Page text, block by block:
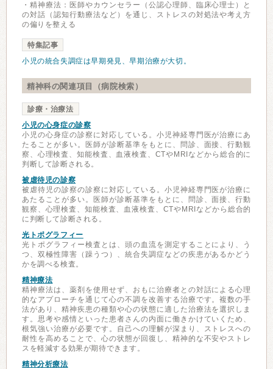
・精神療法：医師やカウンセラー（公認心理師、臨床心理士）と
の対話（認知行動療法など）を通じ、ストレスの対処法や考え方
の偏りを整える
特集記事
小児の統合失調症は早期発見、早期治療が大切。
精神科の関連項目（病院検索）
診療・治療法
小児の心身症の診察
小児の心身症の診察に対応している。小児神経専門医が治療にあ
たることが多い。医師が診断基準をもとに、問診、面接、行動観
察、心理検査、知能検査、血液検査、CTやMRIなどから総合的に
判断して診断される。
被虐待児の診察
被虐待児の診察の診察に対応している。小児神経専門医が治療に
あたることが多い。医師が診断基準をもとに、問診、面接、行動
観察、心理検査、知能検査、血液検査、CTやMRIなどから総合的
に判断して診断される。
光トポグラフィー
光トポグラフィー検査とは、頭の血流を測定することにより、う
つ、双極性障害（躁うつ）、統合失調症などの疾患があるかどう
かを調べる検査。
精神療法
精神療法は、薬剤を使用せず、おもに治療者との対話による心理
的なアプローチを通じて心の不調を改善する治療です。複数の手
法があり、精神疾患の種類や心の状態に適した治療法を選択しま
す。思考や感情といった患者さんの内面に働きかけていくため、
根気強い治療が必要です。自己への理解が深まり、ストレスへの
耐性を高めることで、心の状態が回復し、精神的な不安やストレ
スを軽減する効果が期待できます。
精神分析療法